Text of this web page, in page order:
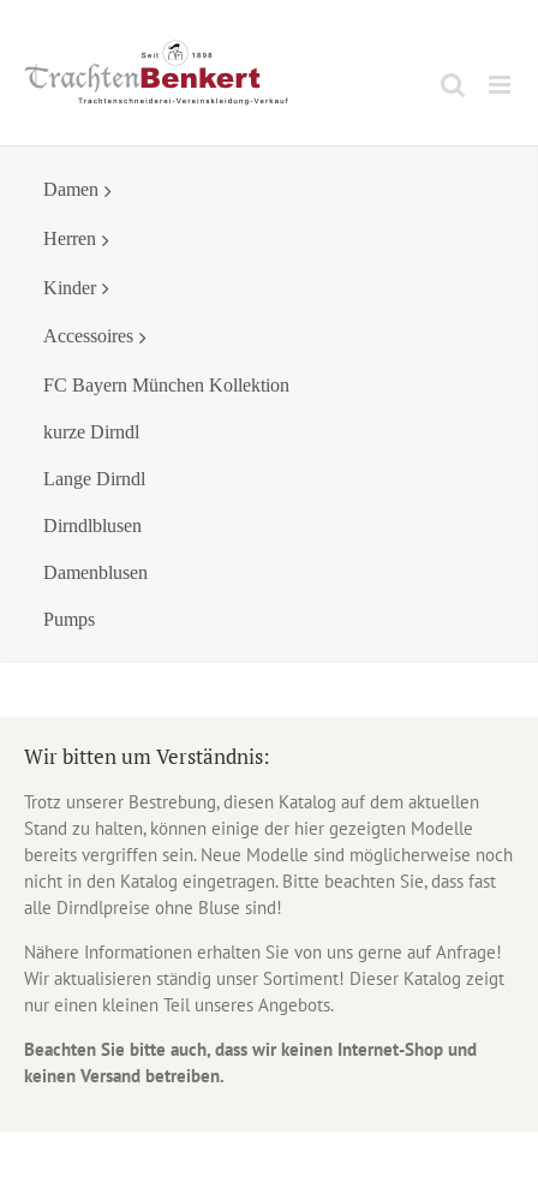
content
Damen
Herren
Kinder
Accessoires
FC Bayern München Kollektion
kurze Dirndl
Lange Dirndl
Dirndlblusen
Damenblusen
Pumps
Wir bitten um Verständnis:
Trotz unserer Bestrebung, diesen Katalog auf dem aktuellen
Stand zu halten, können einige der hier gezeigten Modelle
bereits vergriffen sein. Neue Modelle sind möglicherweise noch
nicht in den Katalog eingetragen. Bitte beachten Sie, dass fast
alle Dirndlpreise ohne Bluse sind!
Nähere Informationen erhalten Sie von uns gerne auf Anfrage!
Wir aktualisieren ständig unser Sortiment! Dieser Katalog zeigt
nur einen kleinen Teil unseres Angebots.
Beachten Sie bitte auch, dass wir keinen Internet-Shop und
keinen Versand betreiben.